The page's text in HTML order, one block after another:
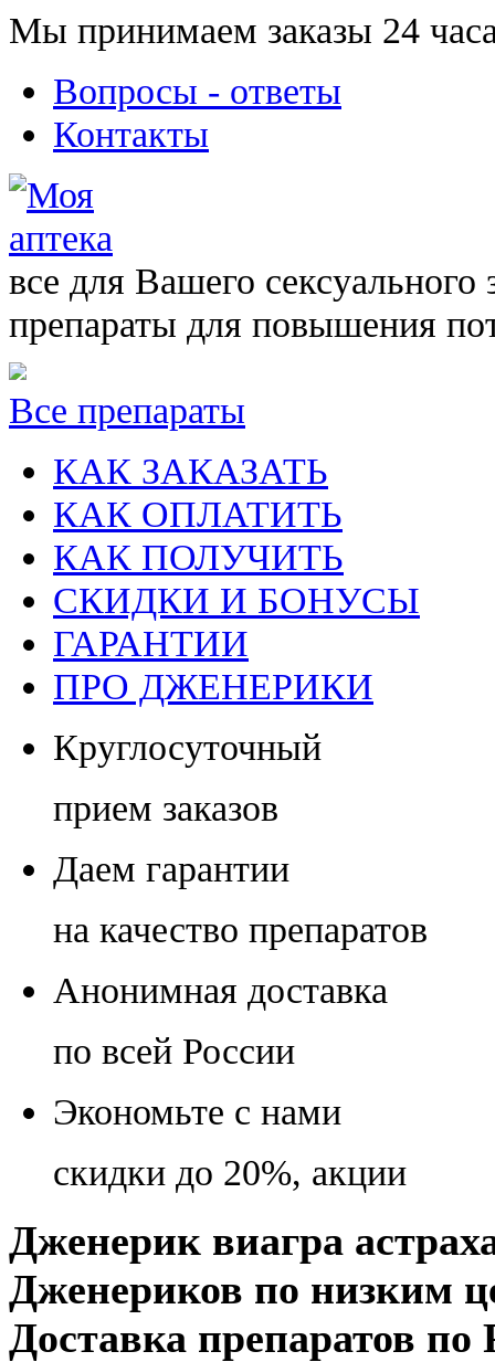
Мы принимаем заказы 24
Вопросы - ответы
Контакты
все для Вашего сексуального
препараты для повышения
Все препараты
КАК ЗАКАЗАТЬ
КАК ОПЛАТИТЬ
КАК ПОЛУЧИТЬ
СКИДКИ И БОНУСЫ
ГАРАНТИИ
ПРО ДЖЕНЕРИКИ
Круглосуточный
прием заказов
Даем гарантии
на качество препаратов
Анонимная доставка
по всей России
Экономьте с нами
скидки до 20%, акции
Дженерик виагра
Дженериков по низким
Доставка препаратов по